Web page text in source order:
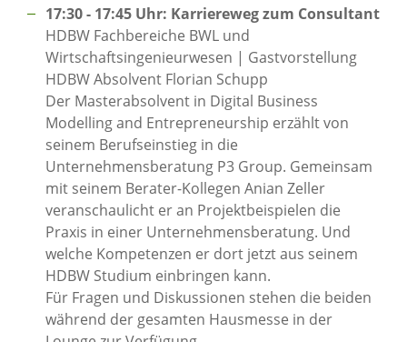
17:30 - 17:45 Uhr: Karriereweg zum Consultant
HDBW Fachbereiche BWL und
Wirtschaftsingenieurwesen | Gastvorstellung
HDBW Absolvent Florian Schupp
Der Masterabsolvent in Digital Business
Modelling and Entrepreneurship erzählt von
seinem Berufseinstieg in die
Unternehmensberatung P3 Group. Gemeinsam
mit seinem Berater-Kollegen Anian Zeller
veranschaulicht er an Projektbeispielen die
Praxis in einer Unternehmensberatung. Und
welche Kompetenzen er dort jetzt aus seinem
HDBW Studium einbringen kann.
Für Fragen und Diskussionen stehen die beiden
während der gesamten Hausmesse in der